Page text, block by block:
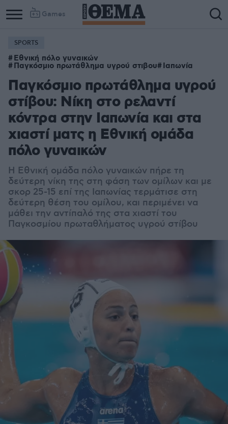
Games
SPORTS
Εθνική πόλο γυναικών
Παγκόσμιο πρωτάθλημα υγρού στιβου Ιαπωνία
Παγκόσμιο πρωτάθλημα υγρού
στίβου: Νίκη στο ρελαντί
κόντρα στην Ιαπωνία και στα
χιαστί ματς η Εθνική ομάδα
πόλο γυναικών
Η Εθνική ομάδα πόλο γυναικών πήρε τη
δεύτερη νίκη της στη φάση των ομίλων και με
σκορ 25-15 επί της Ιαπωνίας τερμάτισε στη
δεύτερη θέση του ομίλου, και περιμένει να
μάθει την αντίπαλό της στα χιαστί του
Παγκοσμίου πρωταθλήματος υγρού στίβου